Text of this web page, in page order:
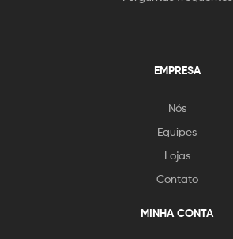
EMPRESA
Nós
Equipes
Lojas
Contato
MINHA CONTA